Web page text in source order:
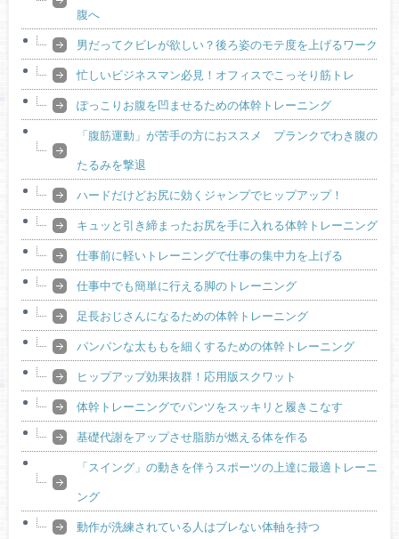
腹へ
男だってクビレが欲しい？後ろ姿のモテ度を上げるワーク
忙しいビジネスマン必見！オフィスでこっそり筋トレ
ぽっこりお腹を凹ませるための体幹トレーニング
「腹筋運動」が苦手の方におススメ プランクでわき腹の
たるみを撃退
ハードだけどお尻に効くジャンプでヒップアップ！
キュッと引き締まったお尻を手に入れる体幹トレーニング
仕事前に軽いトレーニングで仕事の集中力を上げる
仕事中でも簡単に行える脚のトレーニング
足長おじさんになるための体幹トレーニング
パンパンな太ももを細くするための体幹トレーニング
ヒップアップ効果抜群！応用版スクワット
体幹トレーニングでパンツをスッキリと履きこなす
基礎代謝をアップさせ脂肪が燃える体を作る
「スイング」の動きを伴うスポーツの上達に最適トレーニ
ング
動作が洗練されている人はブレない体軸を持つ